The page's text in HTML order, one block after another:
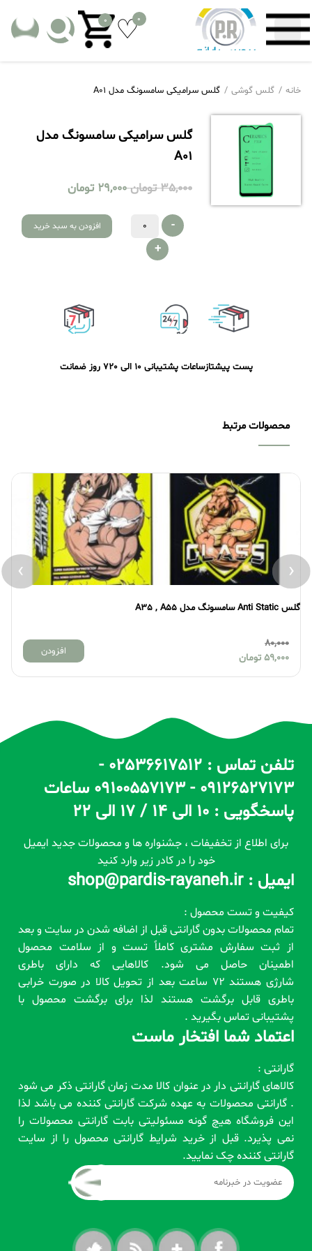
0
0
خانه گلس گوشی گلس سرامیکی سامسونگ مدل A01
گلس سرامیکی سامسونگ مدل
A01
35,000 تومان 29,000 تومان
-
+
افزودن به سبد خرید
پست پیشتازساعات پشتیبانی 10 الی 20 7 روز ضمانت
محصولات مرتبط
گلس Anti Static سامسونگ مدل A35 , A55
80,000
59,000 تومان
افزودن
‹
›
تلفن تماس : 02536617512 -
09126527173 - 09100557173 ساعات
پاسخگویی : 10 الی 14 / 17 الی 22
برای اطلاع از تخفیفات ، جشنواره ها و محصولات جدید ایمیل
خود را در کادر زیر وارد کنید
ایمیل : shop@pardis-rayaneh.ir
کیفیت و تست محصول :
تمام محصولات بدون گارانتی قبل از اضافه شدن در سایت و بعد
از ثبت سفارش مشتری کاملاً تست و از سلامت محصول
اطمینان حاصل می شود. کالاهایی که دارای باطری
شارژی هستند 72 ساعت بعد از تحویل کالا در صورت خرابی
باطری قابل برگشت هستند لذا برای برگشت محصول با
پشتیبانی تماس بگیرید .
اعتماد شما افتخار ماست
گارانتی :
کالاهای گارانتی دار در عنوان کالا مدت زمان گارانتی ذکر می شود
. گارانتی محصولات به عهده شرکت گارانتی کننده می باشد لذا
این فروشگاه هیچ گونه مسئولیتی بابت گارانتی محصولات را
نمی پذیرد. قبل از خرید شرایط گارانتی محصول را از سایت
گارانتی کننده چک نمایید.